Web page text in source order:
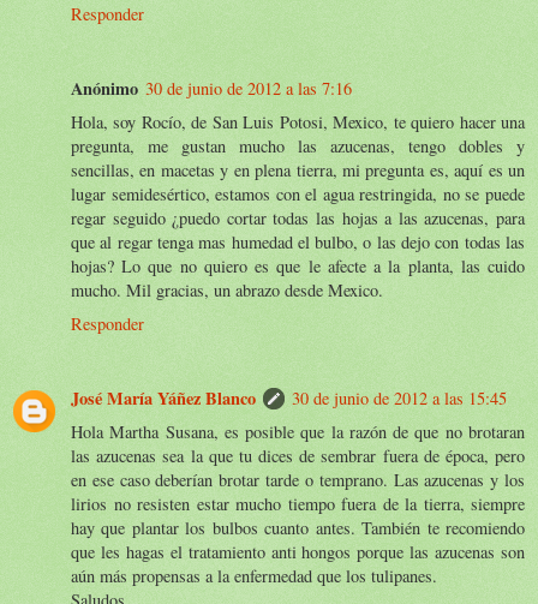
Responder
Anónimo 30 de junio de 2012 a las 7:16
Hola, soy Rocío, de San Luis Potosi, Mexico, te quiero hacer una
pregunta, me gustan mucho las azucenas, tengo dobles y
sencillas, en macetas y en plena tierra, mi pregunta es, aquí es un
lugar semidesértico, estamos con el agua restringida, no se puede
regar seguido ¿puedo cortar todas las hojas a las azucenas, para
que al regar tenga mas humedad el bulbo, o las dejo con todas las
hojas? Lo que no quiero es que le afecte a la planta, las cuido
mucho. Mil gracias, un abrazo desde Mexico.
Responder
José María Yáñez Blanco
30 de junio de 2012 a las 15:45
Hola Martha Susana, es posible que la razón de que no brotaran
las azucenas sea la que tu dices de sembrar fuera de época, pero
en ese caso deberían brotar tarde o temprano. Las azucenas y los
lirios no resisten estar mucho tiempo fuera de la tierra, siempre
hay que plantar los bulbos cuanto antes. También te recomiendo
que les hagas el tratamiento anti hongos porque las azucenas son
aún más propensas a la enfermedad que los tulipanes.
Saludos